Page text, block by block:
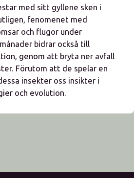
med sitt gyllene sken i
fenomenet med
och flugor under
bidrar också till
genom att bryta ner avfall
Förutom att de spelar en
insekter oss insikter i
och evolution.